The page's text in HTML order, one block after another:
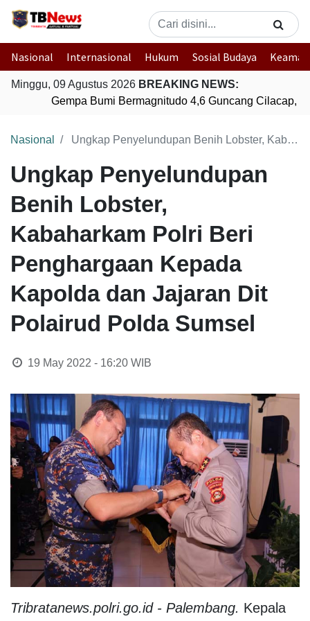
Nasional Internasional Hukum Sosial Budaya
Minggu, 09 Agustus 2026 BREAKING NEWS:
Gempa Bumi Bermagnitudo 4,6 Guncang Cilacap,
Nasional Ungkap Penyelundupan Benih Lobster, Kabaharkam Polri Beri Penghargaan Kepada Kapolda dan Jajaran Dit Polairud Polda Sumsel
Ungkap Penyelundupan
Benih Lobster,
Kabaharkam Polri Beri
Penghargaan Kepada
Kapolda dan Jajaran Dit
Polairud Polda Sumsel
19 May 2022 - 16:20WIB
Tribratanews.polri.go.id - Palembang. Kepala